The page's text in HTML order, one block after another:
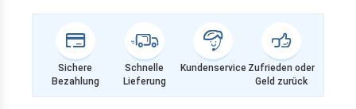
Sichere
Bezahlung
Schnelle
Lieferung
Kundenservice Zufrieden oder
Geld zurück